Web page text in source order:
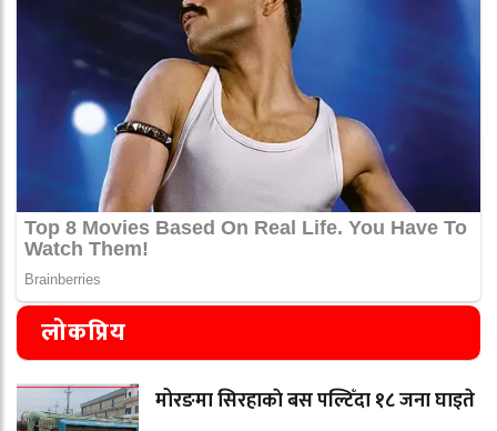
लोकप्रिय
मोरङमा सिरहाकाे बस पल्टिँदा १८ जना घाइते